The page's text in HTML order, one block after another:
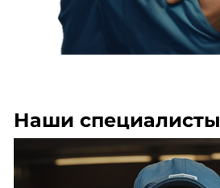
Наши специалисты